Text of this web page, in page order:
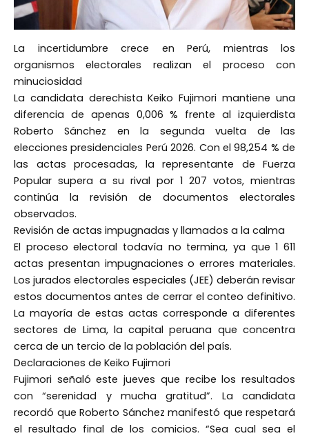
La incertidumbre crece en Perú, mientras los
organismos electorales realizan el proceso con
minuciosidad
La candidata derechista Keiko Fujimori mantiene una
diferencia de apenas 0,006 % frente al izquierdista
Roberto Sánchez en la segunda vuelta de las
elecciones presidenciales Perú 2026. Con el 98,254 % de
las actas procesadas, la representante de Fuerza
Popular supera a su rival por 1 207 votos, mientras
continúa la revisión de documentos electorales
observados.
Revisión de actas impugnadas y llamados a la calma
El proceso electoral todavía no termina, ya que 1 611
actas presentan impugnaciones o errores materiales.
Los jurados electorales especiales (JEE) deberán revisar
estos documentos antes de cerrar el conteo definitivo.
La mayoría de estas actas corresponde a diferentes
sectores de Lima, la capital peruana que concentra
cerca de un tercio de la población del país.
Declaraciones de Keiko Fujimori
Fujimori señaló este jueves que recibe los resultados
con “serenidad y mucha gratitud”. La candidata
recordó que Roberto Sánchez manifestó que respetará
el resultado final de los comicios. “Sea cual sea el